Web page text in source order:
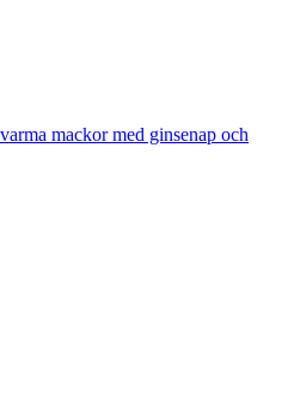
mackor med ginsenap och